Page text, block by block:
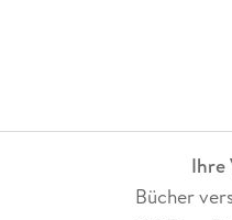
Ihre
Bücher